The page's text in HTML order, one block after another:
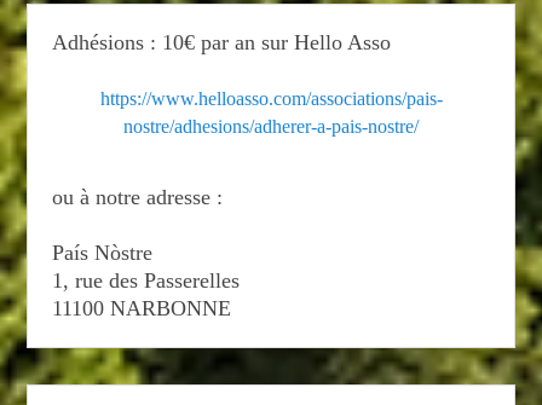
Adhésions : 10€ par an sur Hello Asso
https://www.helloasso.com/associations/pais-
nostre/adhesions/adherer-a-pais-nostre/
ou à notre adresse :
País Nòstre
1, rue des Passerelles
11100 NARBONNE